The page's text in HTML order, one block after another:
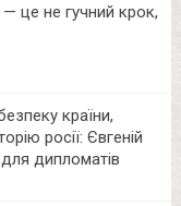
— це не гучний крок,
країни,
росії: Євгеній
дипломатів